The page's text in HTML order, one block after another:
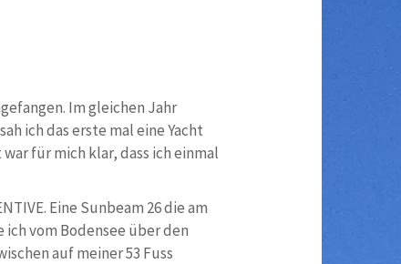
Im gleichen Jahr
ich das erste mal eine Yacht
für mich klar, dass ich einmal
Eine Sunbeam 26 die am
ich vom Bodensee über den
auf meiner 53 Fuss